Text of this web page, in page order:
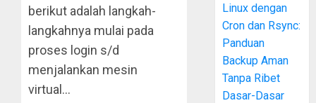
berikut adalah langkah-
langkahnya mulai pada
proses login s/d
menjalankan mesin
virtual…
Linux dengan
Cron dan Rsync:
Panduan
Backup Aman
Tanpa Ribet
Dasar-Dasar